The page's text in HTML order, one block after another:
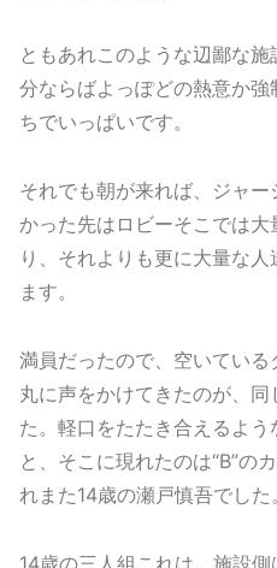
ともあれこのような辺鄙な
分ならばよっぽどの熱意か
ちでいっぱいです。
それでも朝が来れば、ジャ
かった先はロビーそこでは
り、それよりも更に大量な
ます。
満員だったので、空いてい
丸に声をかけてきたのが、同
た。軽口をたたき合えるよ
と、そこに現れたのは“B”の
れまた14歳の瀬戸慎吾でした。
14歳の三人組これは、施設